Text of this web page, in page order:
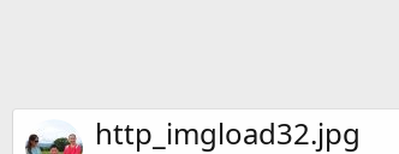
http_imgload32.jpg